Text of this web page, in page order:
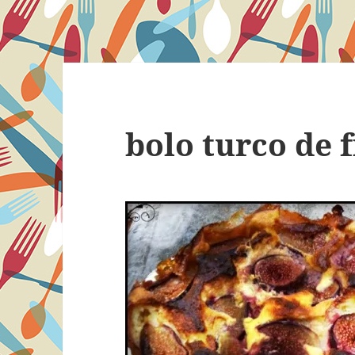
bolo turco de